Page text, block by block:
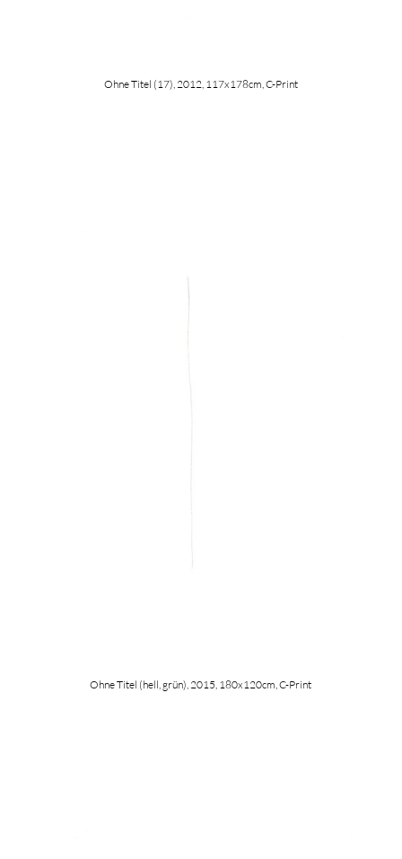
Ohne Titel (17), 2012, 117x178cm, C-Print
Ohne Titel (hell, grün), 2015, 180x120cm, C-Print